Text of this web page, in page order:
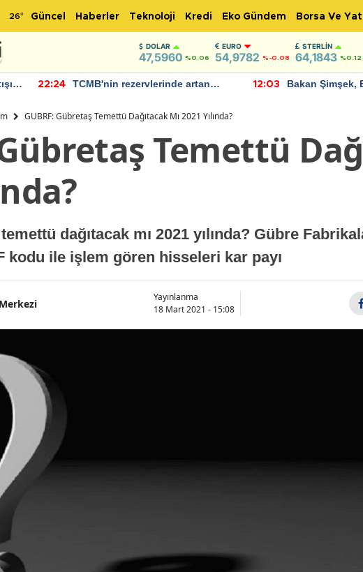
26° Güncel Haberler Teknoloji Kredi Eko Gündem Borsa Ve
DOLAR
47,5960 %0.06
EURO
54,9782 %-0.08
STERLIN
64,1843 %0.12
22:24
TCMB'nin rezervlerinde artan
12:03
Bakan Şimşek,
GUBRF: Gübretaş Temettü Dağıtacak Mı 2021 Yılında?
Temettü
dağıtacak mı 2021 yılında? Gübre
kodu ile işlem gören hisseleri kar payı
Yayınlanma
18 Mart 2021 - 15:08